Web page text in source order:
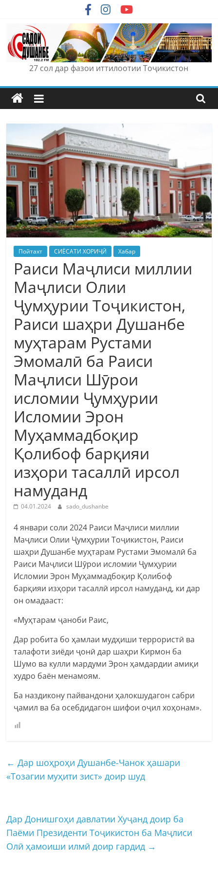
content
27 сол дар фазои иттилоотии Тоҷикистон
Пойтахт СИЁСАТИ ХОРИҶӢ Хабар
Раиси Маҷлиси миллии
Маҷлиси Олии
Ҷумҳурии Тоҷикистон,
Раиси шаҳри Душанбе
муҳтарам Рустами
Эмомалӣ ба Раиси
Маҷлиси Шӯрои
исломии Ҷумҳурии
Исломии Эрон
Муҳаммадбоқир
Қолибоф барқияи
изҳори тасаллӣ ирсол
намуданд
04.01.2024 sado_dushanbe
4 январи соли 2024 Раиси Маҷлиси миллии
Маҷлиси Олии Ҷумҳурии Тоҷикистон, Раиси
шаҳри Душанбе муҳтарам Рустами Эмомалӣ ба
Раиси Маҷлиси Шӯрои исломии Ҷумҳурии
Исломии Эрон Муҳаммадбоқир Қолибоф
барқияи изҳори тасаллӣ ирсол намуданд, ки дар
он омадааст:
«Муҳтарам ҷаноби Раис,
Дар робита бо ҳамлаи мудҳиши террористӣ ва
талафоти зиёди ҷонӣ дар шаҳри Кирмон ба
Шумо ва кулли мардуми Эрон ҳамдардии амиқи
худро баён менамоям.
Ба наздикону пайвандони ҳалокшудагон сабри
ҷамил ва ба осебдидагон шифои оҷил хоҳонам».
← Дар шоҳроҳи Душанбе-Чанок ҳашари
«Тозагии муҳити зист» доир шуд
Дар Донишгоҳи давлатии Хуҷанд доир ба
Паёми Президенти Тоҷикистон ба Маҷлиси
Олӣ ҳамоиши илмӣ доир гардид →